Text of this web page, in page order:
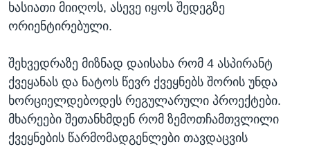
ხასიათი მიიღოს, ასევე იყოს შედეგზე
ორიენტირებული.
შეხვედრაზე მიზნად დაისახა რომ 4 ასპირანტ
ქვეყანას და ნატოს წევრ ქვეყნებს შორის უნდა
ხორციელდებოდეს რეგულარული პროექტები.
მხარეები შეთანხმდენ რომ ზემოთჩამთვლილი
ქვეყნების წარმომადგენლები თავდაცვის